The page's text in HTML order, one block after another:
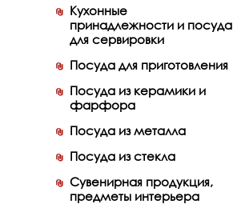
Кухонные
принадлежности и посуда
для сервировки
Посуда для приготовления
Посуда из керамики и
фарфора
Посуда из металла
Посуда из стекла
Сувенирная продукция,
предметы интерьера